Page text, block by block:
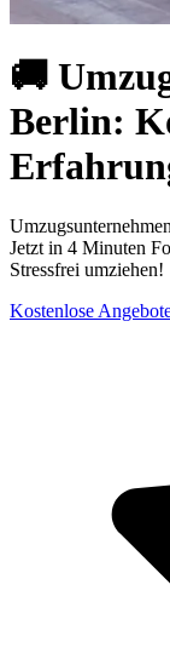
🚚
Berlin:
Jetzt in 4 Minuten
Stressfrei umziehen!
Kostenlose